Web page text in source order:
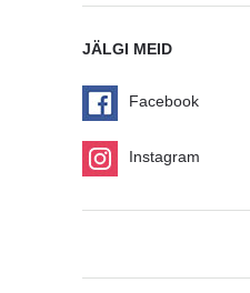
JÄLGI MEID
Facebook
Instagram